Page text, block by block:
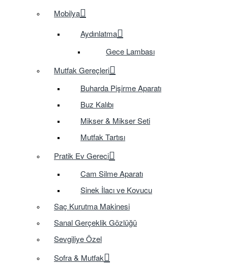
Mobilya
Aydınlatma
Gece Lambası
Mutfak Gereçleri
Buharda Pişirme Aparatı
Buz Kalıbı
Mikser & Mikser Seti
Mutfak Tartısı
Pratik Ev Gereci
Cam Silme Aparatı
Sinek İlacı ve Kovucu
Saç Kurutma Makinesi
Sanal Gerçeklik Gözlüğü
Sevgiliye Özel
Sofra & Mutfak